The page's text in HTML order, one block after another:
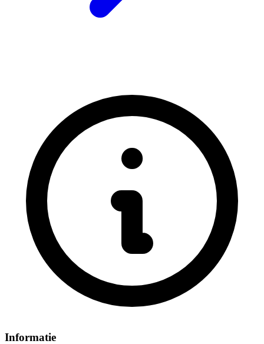
Informatie